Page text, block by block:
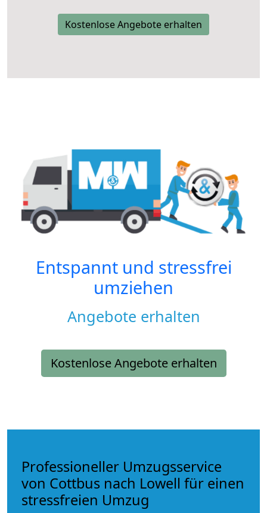
Kostenlose Angebote erhalten
Entspannt und stressfrei
umziehen
Angebote erhalten
Kostenlose Angebote erhalten
Professioneller Umzugsservice
von Cottbus nach Lowell für einen
stressfreien Umzug